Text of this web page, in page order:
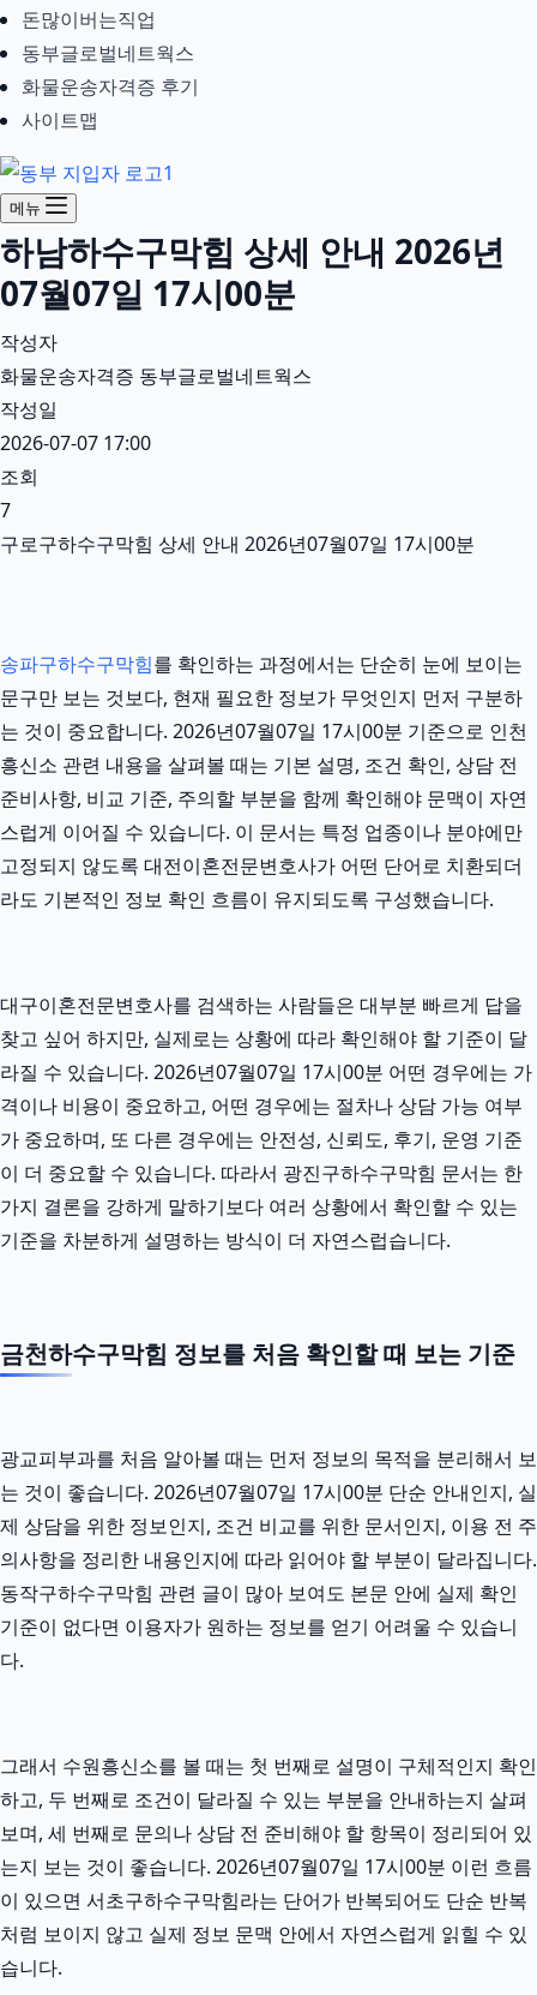
돈많이버는직업
동부글로벌네트웍스
화물운송자격증 후기
사이트맵
메뉴
하남하수구막힘 상세 안내 2026년
07월07일 17시00분
작성자
화물운송자격증 동부글로벌네트웍스
작성일
2026-07-07 17:00
조회
7
구로구하수구막힘 상세 안내 2026년07월07일 17시00분
송파구하수구막힘를 확인하는 과정에서는 단순히 눈에 보이는
문구만 보는 것보다, 현재 필요한 정보가 무엇인지 먼저 구분하
는 것이 중요합니다. 2026년07월07일 17시00분 기준으로 인천
흥신소 관련 내용을 살펴볼 때는 기본 설명, 조건 확인, 상담 전
준비사항, 비교 기준, 주의할 부분을 함께 확인해야 문맥이 자연
스럽게 이어질 수 있습니다. 이 문서는 특정 업종이나 분야에만
고정되지 않도록 대전이혼전문변호사가 어떤 단어로 치환되더
라도 기본적인 정보 확인 흐름이 유지되도록 구성했습니다.
대구이혼전문변호사를 검색하는 사람들은 대부분 빠르게 답을
찾고 싶어 하지만, 실제로는 상황에 따라 확인해야 할 기준이 달
라질 수 있습니다. 2026년07월07일 17시00분 어떤 경우에는 가
격이나 비용이 중요하고, 어떤 경우에는 절차나 상담 가능 여부
가 중요하며, 또 다른 경우에는 안전성, 신뢰도, 후기, 운영 기준
이 더 중요할 수 있습니다. 따라서 광진구하수구막힘 문서는 한
가지 결론을 강하게 말하기보다 여러 상황에서 확인할 수 있는
기준을 차분하게 설명하는 방식이 더 자연스럽습니다.
금천하수구막힘 정보를 처음 확인할 때 보는 기준
광교피부과를 처음 알아볼 때는 먼저 정보의 목적을 분리해서 보
는 것이 좋습니다. 2026년07월07일 17시00분 단순 안내인지, 실
제 상담을 위한 정보인지, 조건 비교를 위한 문서인지, 이용 전 주
의사항을 정리한 내용인지에 따라 읽어야 할 부분이 달라집니다.
동작구하수구막힘 관련 글이 많아 보여도 본문 안에 실제 확인
기준이 없다면 이용자가 원하는 정보를 얻기 어려울 수 있습니
다.
그래서 수원흥신소를 볼 때는 첫 번째로 설명이 구체적인지 확인
하고, 두 번째로 조건이 달라질 수 있는 부분을 안내하는지 살펴
보며, 세 번째로 문의나 상담 전 준비해야 할 항목이 정리되어 있
는지 보는 것이 좋습니다. 2026년07월07일 17시00분 이런 흐름
이 있으면 서초구하수구막힘라는 단어가 반복되어도 단순 반복
처럼 보이지 않고 실제 정보 문맥 안에서 자연스럽게 읽힐 수 있
습니다.